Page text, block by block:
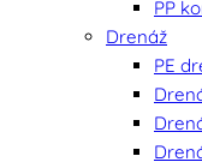
PP
Drenáž
PE